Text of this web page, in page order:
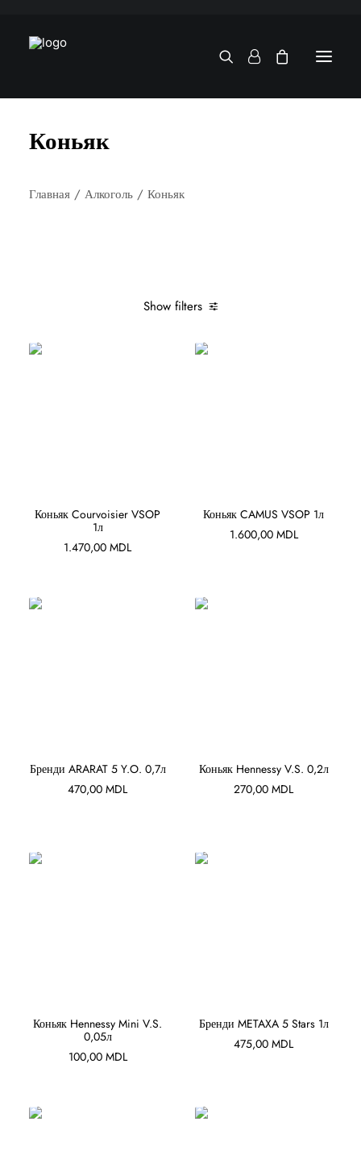
Коньяк
Главная Алкоголь Коньяк
Show filters
В КОРЗИНУ
Коньяк Courvoisier VSOP
1л
1.470,00 MDL
В КОРЗИНУ
Коньяк CAMUS VSOP 1л
1.600,00 MDL
В КОРЗИНУ
Бренди ARARAT 5 Y.O. 0,7л
470,00 MDL
В КОРЗИНУ
Коньяк Hennessy V.S. 0,2л
270,00 MDL
В КОРЗИНУ
Коньяк Hennessy Mini V.S.
0,05л
100,00 MDL
В КОРЗИНУ
Бренди METAXA 5 Stars 1л
475,00 MDL